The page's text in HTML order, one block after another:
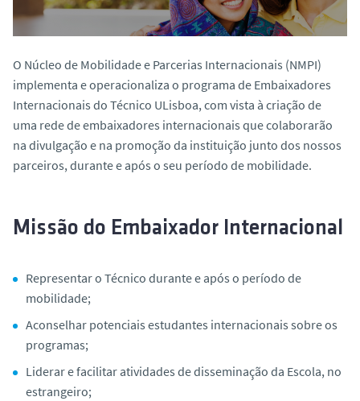
O Núcleo de Mobilidade e Parcerias Internacionais (NMPI)
implementa e operacionaliza o programa de Embaixadores
Internacionais do Técnico ULisboa, com vista à criação de
uma rede de embaixadores internacionais que colaborarão
na divulgação e na promoção da instituição junto dos nossos
parceiros, durante e após o seu período de mobilidade.
Missão do Embaixador Internacional
Representar o Técnico durante e após o período de
mobilidade;
Aconselhar potenciais estudantes internacionais sobre os
programas;
Liderar e facilitar atividades de disseminação da Escola, no
estrangeiro;